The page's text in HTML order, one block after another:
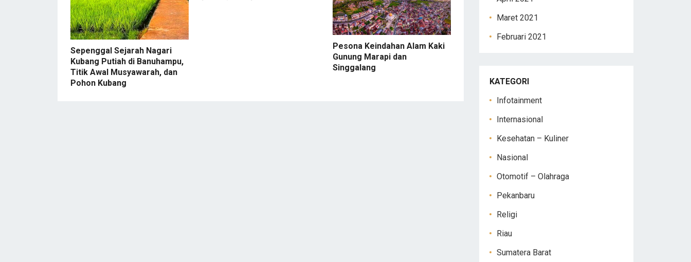
Sepenggal Sejarah Nagari
Kubang Putiah di Banuhampu,
Titik Awal Musyawarah, dan
Pohon Kubang
Pesona Keindahan Alam Kaki
Gunung Marapi dan
Singgalang
Maret 2021
Februari 2021
KATEGORI
Infotainment
Internasional
Kesehatan – Kuliner
Nasional
Otomotif – Olahraga
Pekanbaru
Religi
Riau
Sumatera Barat